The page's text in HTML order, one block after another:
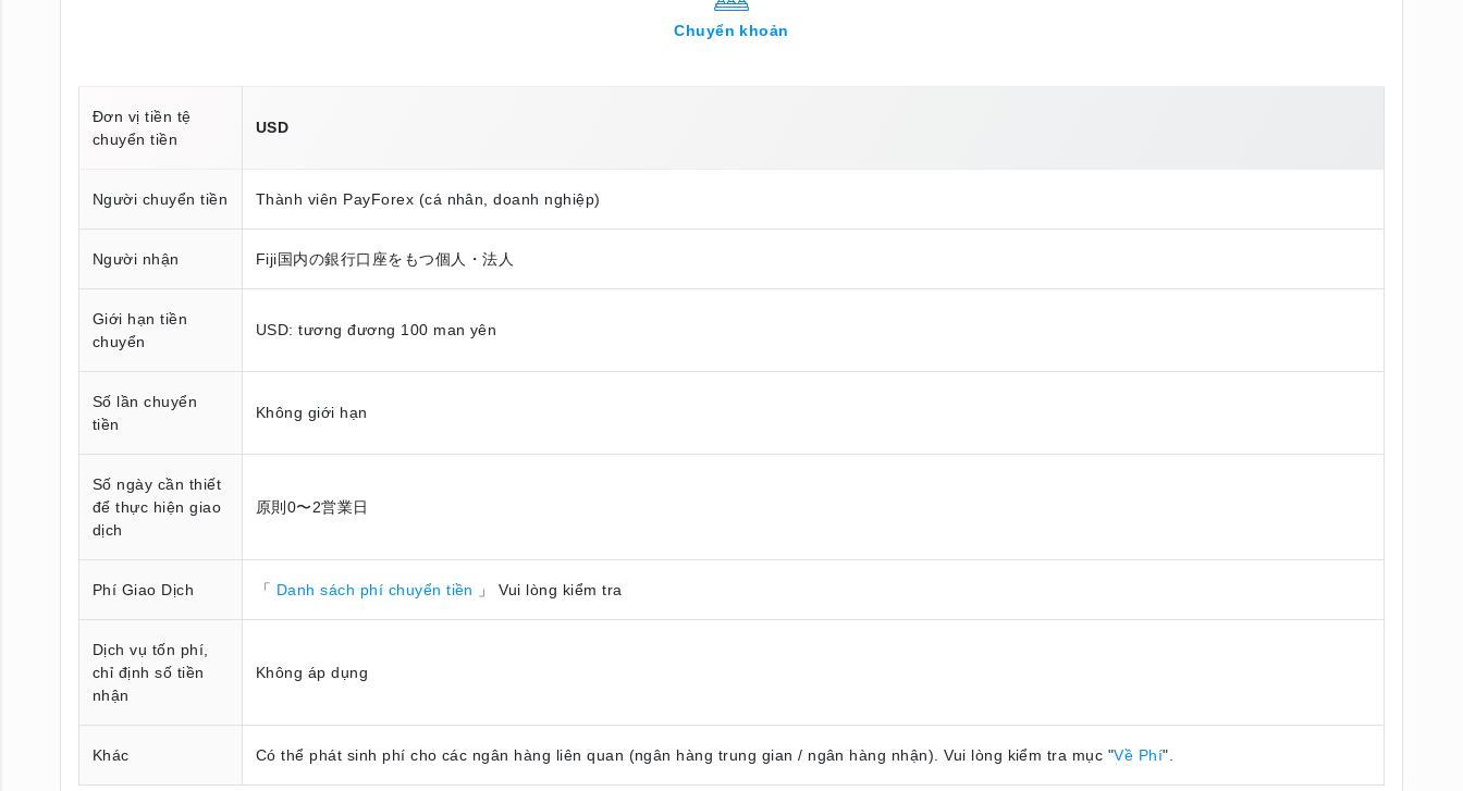
Chuyển khoản
Đơn vị tiền tệ
chuyển tiền
USD
Người chuyển tiền Thành viên PayForex (cá nhân, doanh nghiệp)
Người nhận Fiji国内の銀行口座をもつ個人・法人
Giới hạn tiền
chuyển
USD: tương đương 100 man yên
Số lần chuyển
tiền
Không giới hạn
Số ngày cần thiết
để thực hiện giao
dịch
原則0〜2営業日
Phí Giao Dịch 「 Danh sách phí chuyển tiền 」 Vui lòng kiểm tra
Dịch vụ tốn phí,
chỉ định số tiền
nhận
Không áp dụng
Khác Có thể phát sinh phí cho các ngân hàng liên quan (ngân hàng trung gian / ngân hàng nhận). Vui lòng kiểm tra mục "Về Phí".